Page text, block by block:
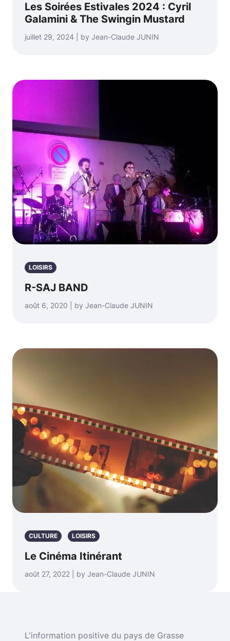
Les Soirées Estivales 2024 : Cyril
Galamini & The Swingin Mustard
juillet 29, 2024 | by Jean-Claude JUNIN
LOISIRS
R-SAJ BAND
août 6, 2020 | by Jean-Claude JUNIN
CULTURE LOISIRS
Le Cinéma Itinérant
août 27, 2022 | by Jean-Claude JUNIN
L'information positive du pays de Grasse